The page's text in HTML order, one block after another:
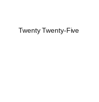
Twenty Twenty-Five